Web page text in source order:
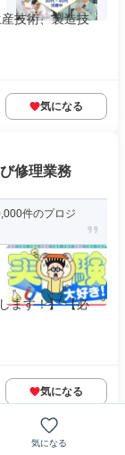
技術、製造技
気になる
修理業務
件のプロジ
ます！】 【必
気になる
気になる